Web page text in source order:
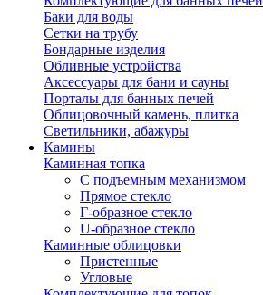
Баки для воды
Сетки на трубу
Бондарные изделия
Обливные устройства
Аксессуары для бани и сауны
Порталы для банных печей
Облицовочный камень, плитка
Светильники, абажуры
Камины
Каминная топка
С подъемным механизмом
Прямое стекло
Г-образное стекло
U-образное стекло
Каминные облицовки
Пристенные
Угловые